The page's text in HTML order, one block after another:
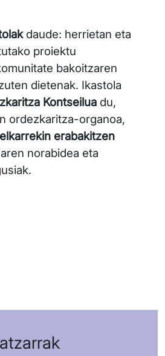
daude: herrietan eta
proiektu
bakoitzaren
dietenak. Ikastola
Kontseiluadu,
ordezkaritza-organoa,
erabakitzen
norabidea eta